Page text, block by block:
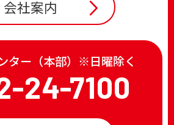
会社案内
ター（本部）※日曜除く
24-7100